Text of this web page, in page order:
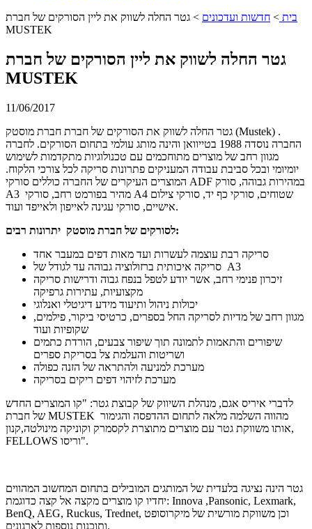
בית > חדשות ועדכונים > גטר החלה לשווק את ליין הסורקים של חברת
MUSTEK
גטר החלה לשווק את ליין הסורקים של חברת
MUSTEK
11/06/2017
גטר החלה לשווק את הסורקים של חברת חברת מוסטק (Mustek) .
החברה נוסדה 1988 בטייוואן והינה מותג עולמי בתחום הסורקים. לחברה
מגוון רחב של מוצרים מתוחכמים עם טכנולוגיות מתקדמות לשימוש
יומיומי ובכל סביבת עבודה המעניקים פתרונות סריקה לכל צורכי הלקוח.
המוצרים העיקרים של החברה כוללים סורקי ADF במהירות גבוהה, סורק
A3 מהיר בפורמט רחב, סורקי A4 שטוחים, סורקי כף יד, סורקי צילום
אישיים, סורקי עגינה לאייפון ולאייפד ועוד.
לסורקים של חברת מוסטקיתרונות רבים:
סריקה רבת עוצמה לעשרות ועד מאות דפים במעבר אחד
סריקה איכותית ברזולוציה גבוהה עד לגודל של A3
זיכרון פנימי רחב, אשר יודע לטפל בנפח גבוה ודרישות סריקה
מקצועיות, עתירות גרפיקה
יכולות ניהול ותיעוד מידע דיגיטלי ואנלוגי
מגוון רחב של מדיות לסריקה החל בספרים, כרטיסי ביקור, פילמים,
שקופיות ועוד
שיפורים והתאמות לתמונה תוך שיפור צבעים, הורדת כתמים
ושריטות והעלמת צל בסריקת ספרים
מערכת למניעה ולהתראה של הזנה כפולה
מערכת לזיהוי דפים ריקים בסריקה
לדברי איריס אגם, מנהלת השיווק של קבוצת גטר: "קו המוצרים החדש
של חברת MUSTEK מהווה השלמה מלאה לתחום ההדפסה והגימור
אותו משווקת גטר עם מוצרים מתוצרת לקסמרק וקוניקה מינולטה,קנון,
FELLOWS וריסו".
גטר הינה נציגה בלעדית של המותגים המובילים בתחום המחשוב המהווים
יחדיו קו מוצרים מקצה אל קצה כדוגמת: Innova ,Pansonic, Lexmark,
BenQ, AEG, Ruckus, Trednet, וכן משווקת מורשית של מיקרוסופט
ותוכנות נוספות לארגונים.